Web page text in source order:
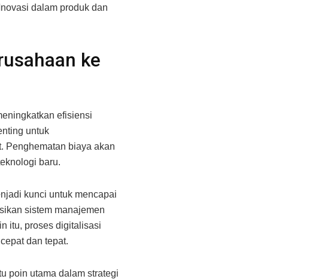
dalam produk dan
ke
efisiensi
untuk
Penghematan biaya akan
baru.
kunci untuk mencapai
sistem manajemen
itu, proses digitalisasi
dan tepat.
poin utama dalam strategi